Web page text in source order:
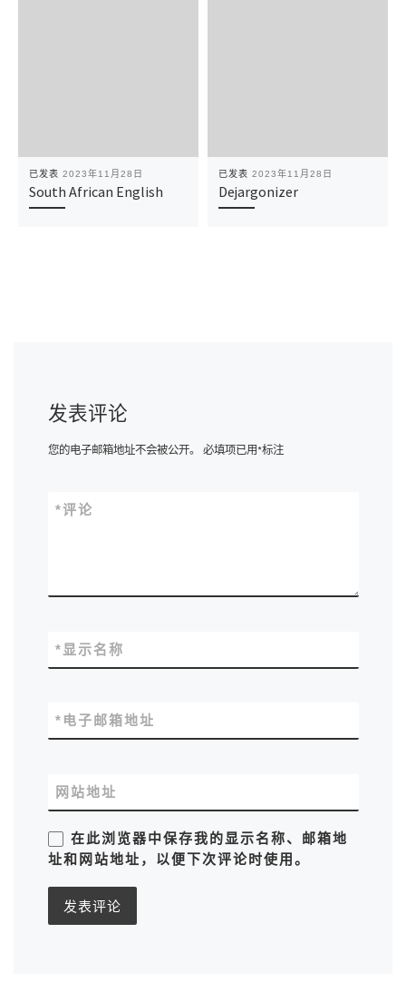
已发表 2023年11月28日
South African English
已发表 2023年11月28日
Dejargonizer
发表评论
您的电子邮箱地址不会被公开。 必填项已用*标注
评论
*
显示名称
*
电子邮箱地址
*
网站地址
在此浏览器中保存我的显示名称、邮箱地
址和网站地址，以便下次评论时使用。